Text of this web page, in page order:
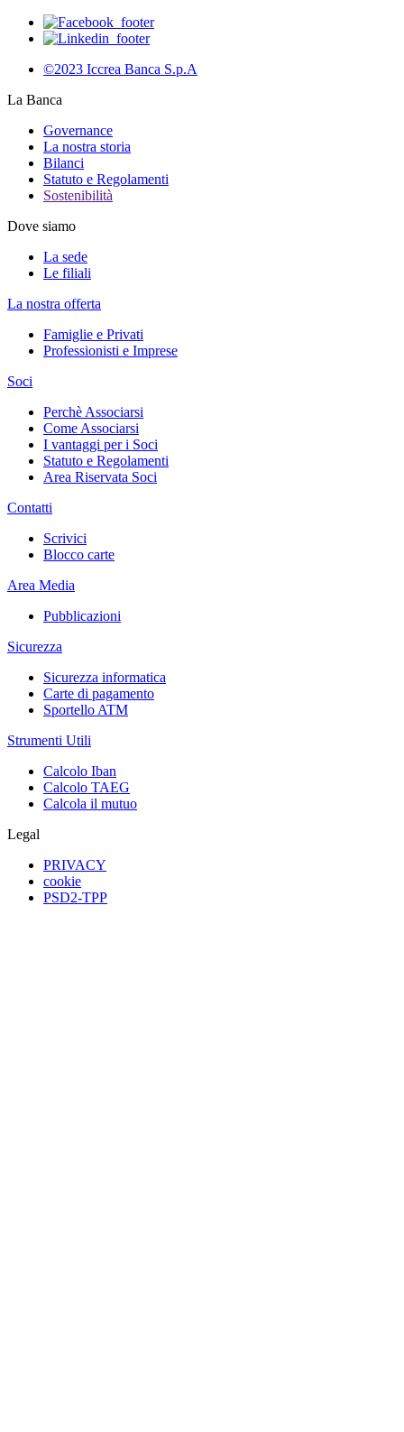
©2023 Iccrea Banca S.p.A
La Banca
Governance
La nostra storia
Bilanci
Statuto e Regolamenti
Sostenibilità
Dove siamo
La sede
Le filiali
La nostra offerta
Famiglie e Privati
Professionisti e Imprese
Soci
Perchè Associarsi
Come Associarsi
I vantaggi per i Soci
Statuto e Regolamenti
Area Riservata Soci
Contatti
Scrivici
Blocco carte
Area Media
Pubblicazioni
Sicurezza
Sicurezza informatica
Carte di pagamento
Sportello ATM
Strumenti Utili
Calcolo Iban
Calcolo TAEG
Calcola il mutuo
Legal
PRIVACY
cookie
PSD2-TPP